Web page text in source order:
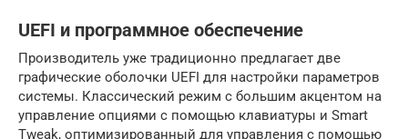
UEFI и программное обеспечение
Производитель уже традиционно предлагает две
графические оболочки UEFI для настройки параметров
системы. Классический режим с большим акцентом на
управление опциями с помощью клавиатуры и Smart
Tweak, оптимизированный для управления с помощью